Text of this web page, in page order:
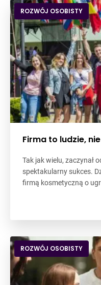
ROZWÓJ OSOBISTY
Firma to ludzie,
Tak jak wielu, zaczynał
spektakularny sukces.
firmą kosmetyczną o
ROZWÓJ OSOBISTY